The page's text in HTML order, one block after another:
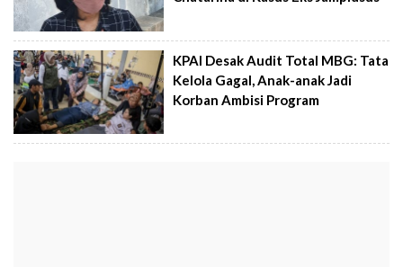
KPAI Desak Audit Total MBG: Tata
Kelola Gagal, Anak-anak Jadi
Korban Ambisi Program